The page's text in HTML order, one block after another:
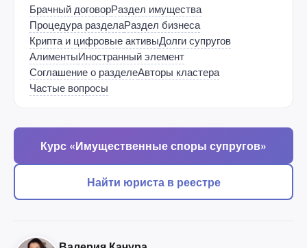
Брачный договорРаздел имущества
Процедура разделаРаздел бизнеса
Крипта и цифровые активыДолги супругов
АлиментыИностранный элемент
Соглашение о разделеАвторы кластера
Частые вопросы
Курс «Имущественные споры супругов»
Найти юриста в реестре